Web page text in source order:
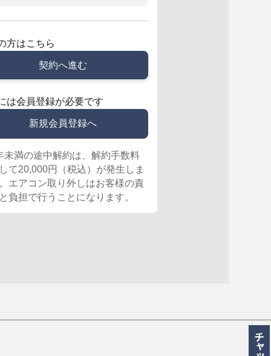
方はこちら
契約へ進む
は会員登録が必要です
新規会員登録へ
未満の途中解約は、解約手数料
て20,000円（税込）が発生しま
エアコン取り外しはお客様の責
負担で行うことになります。